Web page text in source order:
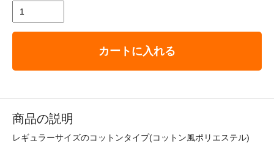
カートに入れる
商品の説明
レギュラーサイズのコットンタイプ(コットン風ポリエステル)